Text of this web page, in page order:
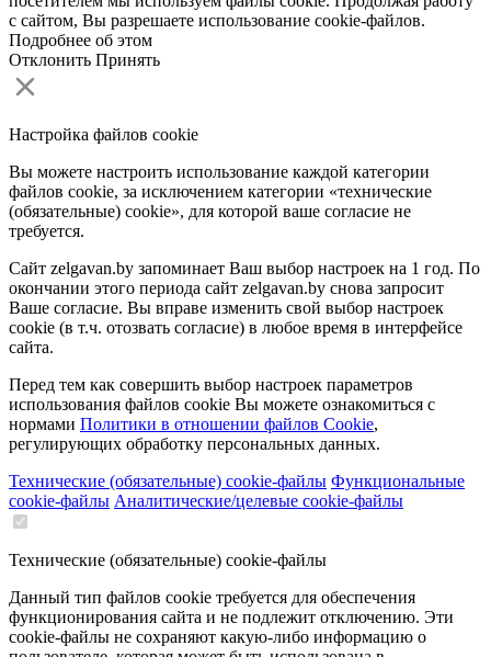
с сайтом, Вы разрешаете использование cookie-файлов.
Подробнее об этом
Отклонить Принять
Настройка файлов cookie
Вы можете настроить использование каждой категории
файлов cookie, за исключением категории «технические
(обязательные) cookie», для которой ваше согласие не
требуется.
Сайт zelgavan.by запоминает Ваш выбор настроек на 1 год. По
окончании этого периода сайт zelgavan.by снова запросит
Ваше согласие. Вы вправе изменить свой выбор настроек
cookie (в т.ч. отозвать согласие) в любое время в интерфейсе
сайта.
Перед тем как совершить выбор настроек параметров
использования файлов cookie Вы можете ознакомиться с
нормами Политики в отношении файлов Cookie,
регулирующих обработку персональных данных.
Технические (обязательные) cookie-файлы Функциональные
cookie-файлы Аналитические/целевые cookie-файлы
Технические (обязательные) cookie-файлы
Данный тип файлов cookie требуется для обеспечения
функционирования сайта и не подлежит отключению. Эти
сookie-файлы не сохраняют какую-либо информацию о